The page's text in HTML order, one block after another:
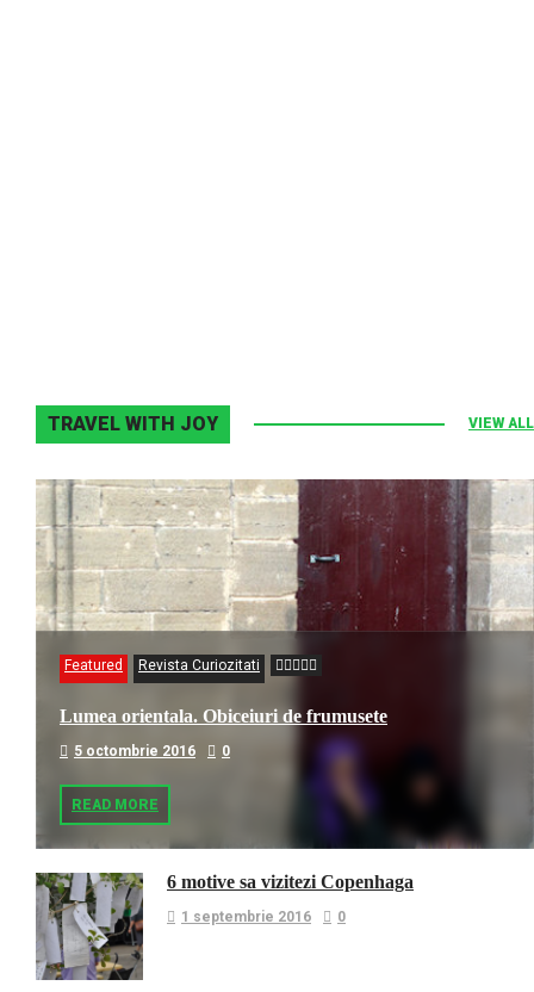
TRAVEL WITH JOY VIEW ALL
Featured Revista Curiozitati
Lumea orientala. Obiceiuri de frumusete
5 octombrie 2016 0
READ MORE
6 motive sa vizitezi Copenhaga
1 septembrie 2016 0